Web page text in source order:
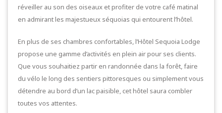
réveiller au son des oiseaux et profiter de votre café matinal
en admirant les majestueux séquoias qui entourent l’hôtel.
En plus de ses chambres confortables, l’Hôtel Sequoia Lodge
propose une gamme d’activités en plein air pour ses clients.
Que vous souhaitiez partir en randonnée dans la forêt, faire
du vélo le long des sentiers pittoresques ou simplement vous
détendre au bord d’un lac paisible, cet hôtel saura combler
toutes vos attentes.